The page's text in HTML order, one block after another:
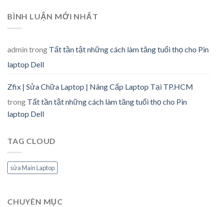
BÌNH LUẬN MỚI NHẤT
admin trong Tất tần tật những cách làm tăng tuổi thọ cho Pin
laptop Dell
Zfix | Sửa Chữa Laptop | Nâng Cấp Laptop Tại TP.HCM
trong Tất tần tật những cách làm tăng tuổi thọ cho Pin
laptop Dell
TAG CLOUD
sửa Main Laptop
CHUYÊN MỤC